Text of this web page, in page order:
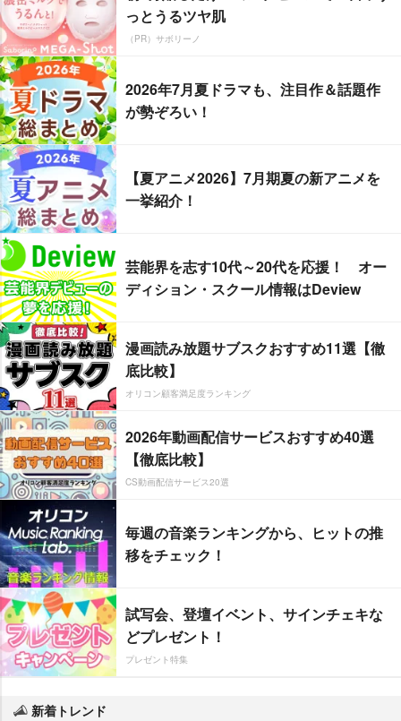
っとうるツヤ肌
（PR）サボリーノ
2026年7月夏ドラマも、注目作＆話題作
が勢ぞろい！
【夏アニメ2026】7月期夏の新アニメを
一挙紹介！
芸能界を志す10代～20代を応援！ オー
ディション・スクール情報はDeview
漫画読み放題サブスクおすすめ11選【徹
底比較】
オリコン顧客満足度ランキング
2026年動画配信サービスおすすめ40選
【徹底比較】
CS動画配信サービス20選
毎週の音楽ランキングから、ヒットの推
移をチェック！
試写会、登壇イベント、サインチェキな
どプレゼント！
プレゼント特集
新着トレンド